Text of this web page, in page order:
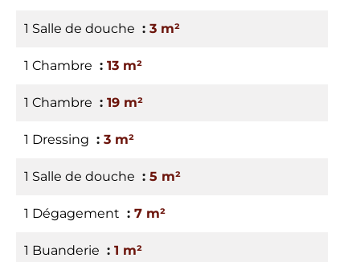
1 Salle de douche 3 m²
1 Chambre 13 m²
1 Chambre 19 m²
1 Dressing 3 m²
1 Salle de douche 5 m²
1 Dégagement 7 m²
1 Buanderie 1 m²